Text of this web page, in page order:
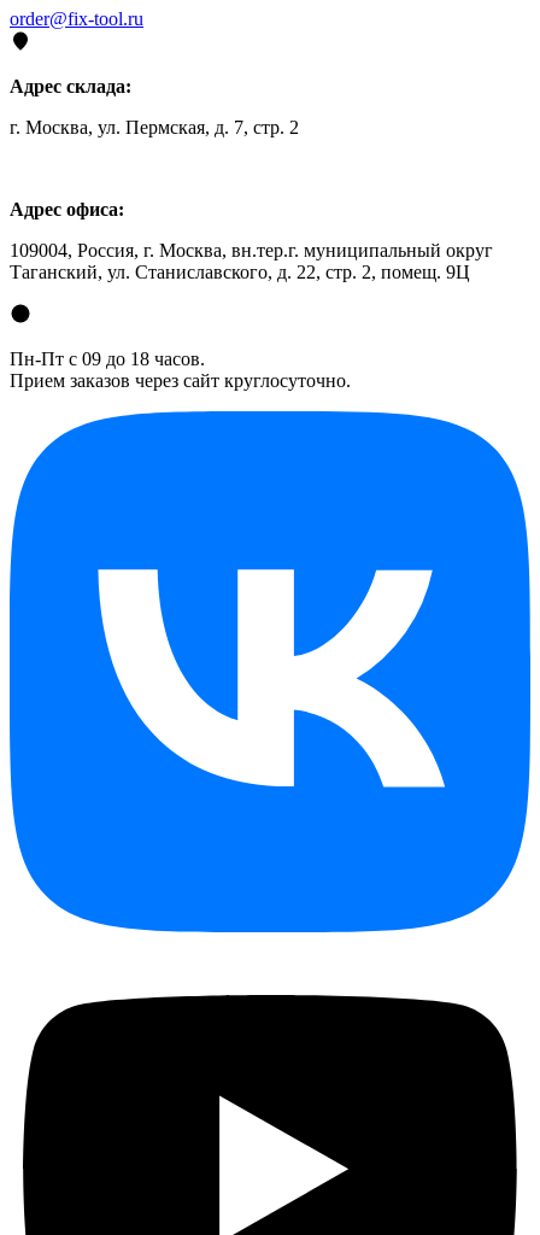
order@fix-tool.ru
Адрес склада:
г. Москва, ул. Пермская, д. 7, стр. 2
Адрес офиса:
109004, Россия, г. Москва, вн.тер.г. муниципальный округ
Таганский, ул. Станиславского, д. 22, стр. 2, помещ. 9Ц
Пн-Пт с 09 до 18 часов.
Прием заказов через сайт круглосуточно.